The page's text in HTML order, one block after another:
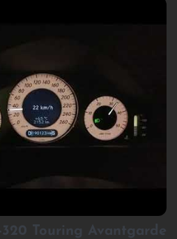
320 Touring Avantgarde